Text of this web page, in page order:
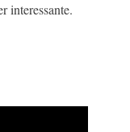
interessante.